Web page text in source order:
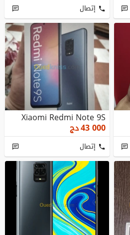
إتصال
Xiaomi Redmi Note 9S
43 000دج
إتصال